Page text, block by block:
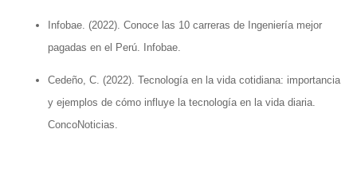
Infobae. (2022). Conoce las 10 carreras de Ingeniería mejor
pagadas en el Perú. Infobae.
Cedeño, C. (2022). Tecnología en la vida cotidiana: importancia
y ejemplos de cómo influye la tecnología en la vida diaria.
ConcoNoticias.